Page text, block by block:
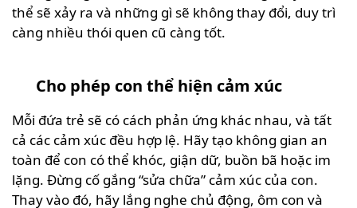
thể sẽ xảy ra và những gì sẽ không thay đổi, duy trì
càng nhiều thói quen cũ càng tốt.
Cho phép con thể hiện cảm xúc
Mỗi đứa trẻ sẽ có cách phản ứng khác nhau, và tất
cả các cảm xúc đều hợp lệ. Hãy tạo không gian an
toàn để con có thể khóc, giận dữ, buồn bã hoặc im
lặng. Đừng cố gắng “sửa chữa” cảm xúc của con.
Thay vào đó, hãy lắng nghe chủ động, ôm con và